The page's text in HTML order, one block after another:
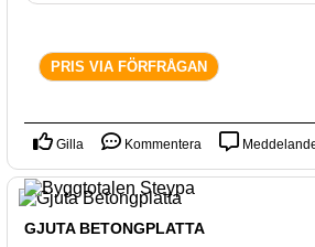
PRIS VIA FÖRFRÅGAN
Gilla Kommentera
GJUTA BETONGPLATTA